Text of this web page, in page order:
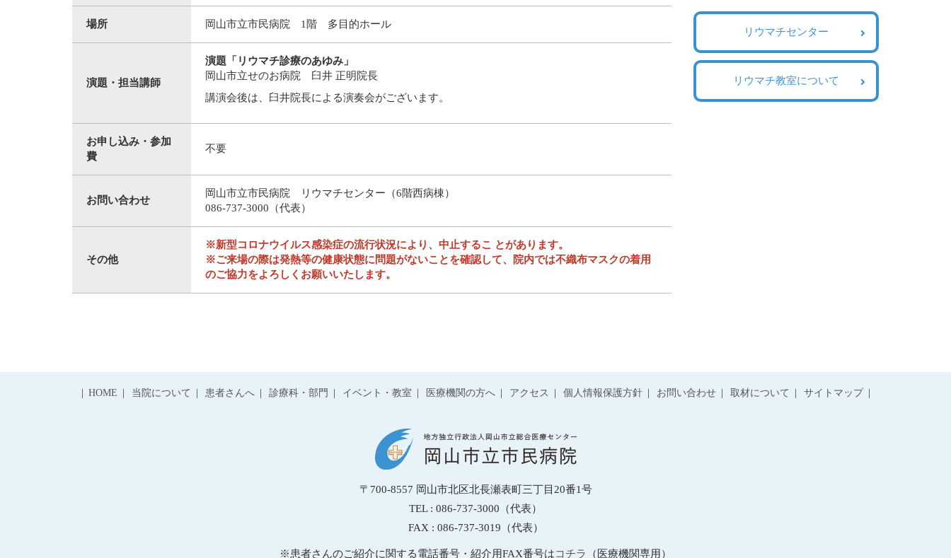
場所 岡山市立市民病院 1階 多目的ホール
演題・担当講師
演題「リウマチ診療のあゆみ」
岡山市立せのお病院 臼井 正明院長
講演会後は、臼井院長による演奏会がございます。
お申し込み・参加
費
不要
お問い合わせ
岡山市立市民病院 リウマチセンター（6階西病棟）
086-737-3000（代表）
その他
※新型コロナウイルス感染症の流行状況により、中止するこ とがあります。
※ご来場の際は発熱等の健康状態に問題がないことを確認して、院内では不織布マスクの着用
のご協力をよろしくお願いいたします。
リウマチセンター
リウマチ教室について
HOME 当院について 患者さんへ 診療科・部門 イベント・教室 医療機関の方へ アクセス 個人情報保護方針 お問い合わせ 取材について サイトマップ
〒700-8557 岡山市北区北長瀬表町三丁目20番1号
TEL : 086-737-3000（代表）
FAX : 086-737-3019（代表）
※患者さんのご紹介に関する電話番号・紹介用FAX番号はコチラ （医療機関専用）